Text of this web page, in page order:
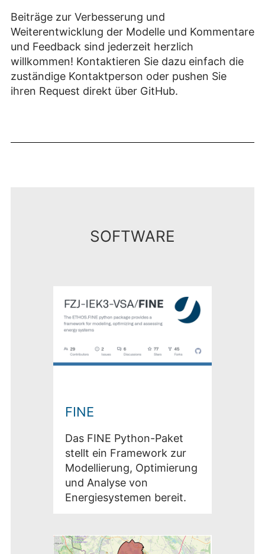
Beiträge zur Verbesserung und
Weiterentwicklung der Modelle und Kommentare
und Feedback sind jederzeit herzlich
willkommen! Kontaktieren Sie dazu einfach die
zuständige Kontaktperson oder pushen Sie
ihren Request direkt über GitHub.
SOFTWARE
FINE
Das FINE Python-Paket
stellt ein Framework zur
Modellierung, Optimierung
und Analyse von
Energiesystemen bereit.